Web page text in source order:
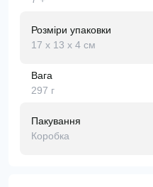
Розміри упаковки
17 х 13 х 4 см
Вага
297 г
Пакування
Коробка